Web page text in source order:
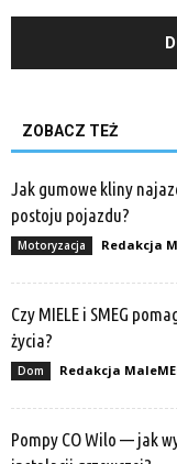
ZOBACZ TEŻ
Jak gumowe kliny
postoju pojazdu?
Motoryzacja Redakcja
Czy MIELE i SMEG
życia?
Dom Redakcja
Pompy CO Wilo — jak